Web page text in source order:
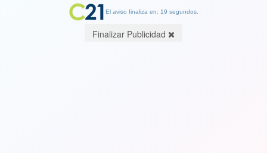
El aviso finaliza en: 19 segundos.
Finalizar Publicidad